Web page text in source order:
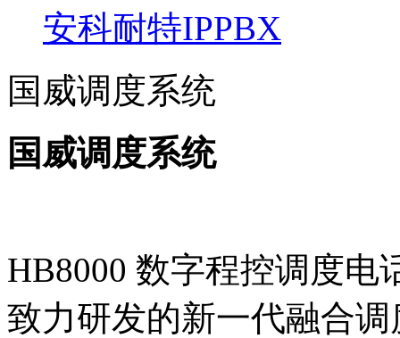
安科耐特IPPBX
国威调度系统
国威调度系统
HB8000 数字程控调度
致力研发的新一代融合